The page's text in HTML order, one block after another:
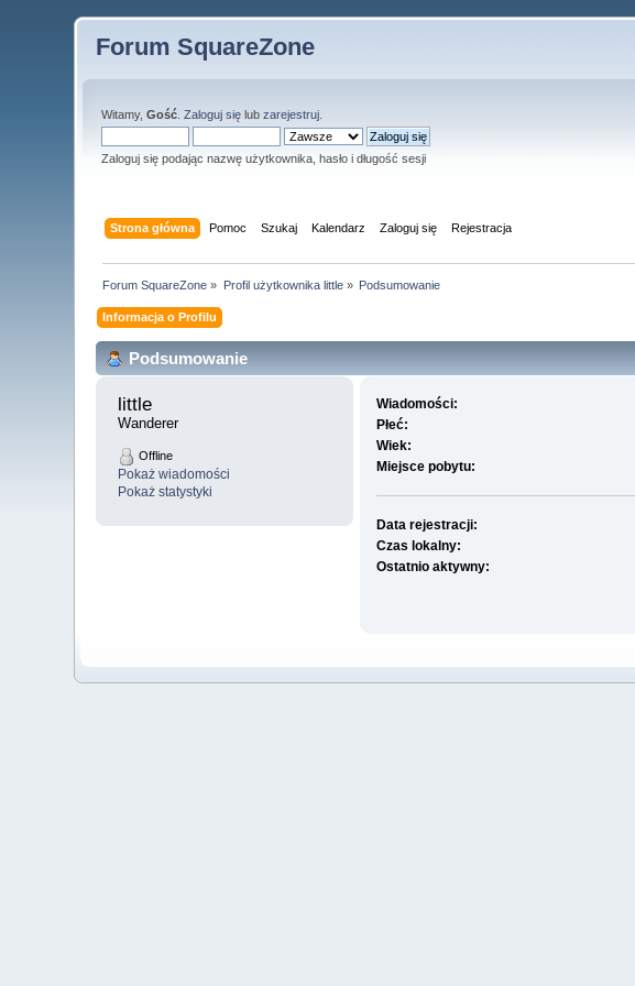
Forum SquareZone
Witamy,Gość .Zaloguj się lubzarejestruj
Zaloguj się podając nazwę użytkownika, hasło i długość sesji
Strona główna Pomoc Szukaj Kalendarz Zaloguj się Rejestracja
Forum SquareZone » Profil użytkownika little» Podsumowanie
Informacja o Profilu
Podsumowanie
little
Wanderer
Offline
Pokaż wiadomości
Pokaż statystyki
Wiadomości:
Płeć:
Wiek:
Miejsce pobytu:
Data rejestracji:
Czas lokalny:
Ostatnio aktywny: